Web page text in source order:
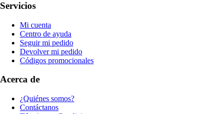
Servicios
Mi cuenta
Centro de ayuda
Seguir mi pedido
Devolver mi pedido
Códigos promocionales
Acerca de
¿Quiénes somos?
Contáctanos